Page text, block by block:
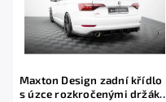
Maxton Design zadní křídlo
s úzce rozkročenými držáky